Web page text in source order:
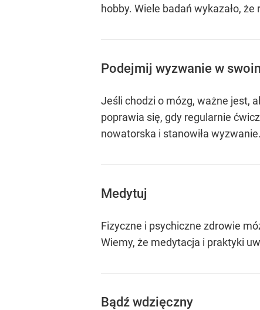
hobby. Wiele badań wykazało,
Podejmij wyzwanie w
Jeśli chodzi o mózg, ważne jest,
poprawia się, gdy regularnie
nowatorska i stanowiła wyzwanie.
Medytuj
Fizyczne i psychiczne zdrowie
Wiemy, że medytacja i praktyki
Bądź wdzięczny